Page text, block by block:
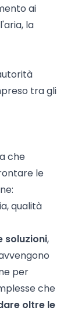
ai
la
tra gli
che
le
qualità
soluzioni,
per
che
oltre le